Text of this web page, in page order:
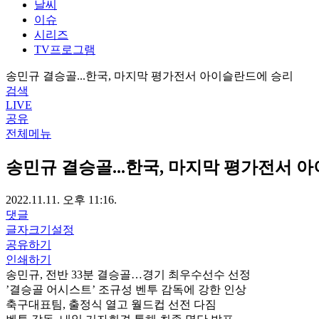
날씨
이슈
시리즈
TV프로그램
송민규 결승골...한국, 마지막 평가전서 아이슬란드에 승리
검색
LIVE
공유
전체메뉴
송민규 결승골...한국, 마지막 평가전서 아
2022.11.11. 오후 11:16.
댓글
글자크기설정
공유하기
인쇄하기
송민규, 전반 33분 결승골…경기 최우수선수 선정
’결승골 어시스트’ 조규성 벤투 감독에 강한 인상
축구대표팀, 출정식 열고 월드컵 선전 다짐